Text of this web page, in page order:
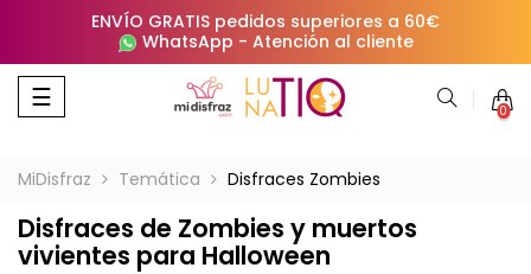
ENVÍO GRATIS pedidos superiores a 60€
WhatsApp - Atención al cliente
Navegación
de
☰ 0
MiDisfraz Temática Disfraces Zombies
Disfraces de Zombies y muertos
vivientes para Halloween